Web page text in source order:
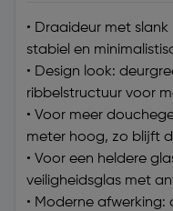
• Draaideur met
stabiel en
• Design look:
ribbelstructuur voor
• Voor meer
meter hoog, zo blijft
• Voor een heldere
veiligheidsglas met
• Moderne